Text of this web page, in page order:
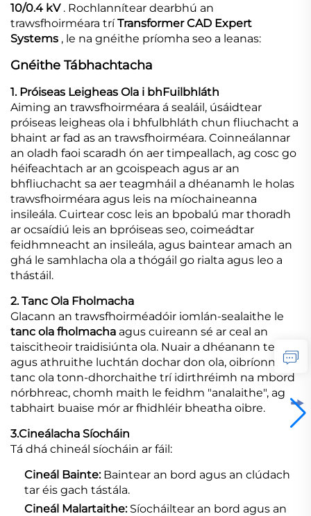
10/0.4 kV . Rochlannítear dearbhú an
trawsfhoirméara tríTransformer CAD Expert
Systems , le na gnéithe príomha seo a leanas:
Gnéithe Tábhachtacha
1. Próiseas Leigheas Ola i bhFuilbhláth
Aiming an trawsfhoirméara á sealáil, úsáidtear
próiseas leigheas ola i bhfulbhláth chun fliuchacht a
bhaint ar fad as an trawsfhoirméara. Coinneálannar
an oladh faoi scaradh ón aer timpeallach, ag cosc go
héifeachtach ar an gcoispeach agus ar an
bhfliuchacht sa aer teagmháil a dhéanamh le holas
trawsfhoirméara agus leis na míochaineanna
insileála. Cuirtear cosc leis an bpobalú mar thoradh
ar ocsaídiú leis an bpróiseas seo, coimeádtar
feidhmneacht an insileála, agus baintear amach an
ghá le samhlacha ola a thógáil go rialta agus leo a
thástáil.
2. Tanc Ola Fholmacha
Glacann an trawsfhoirméadóir iomlán-sealaithe le
tanc ola fholmacha agus cuireann sé ar ceal an
taiscitheoir traidisiúnta ola. Nuair a dhéanann teocht
agus athruithe luchtán dochar don ola, oibríonn an
tanc ola tonn-dhorchaithe trí idirthréimh na mbord
nórbhreac, chomh maith le feidhm "analaithe", ag
tabhairt buaise mór ar fhidhléir bheatha oibre.
3.Cineálacha Síocháin
Tá dhá chineál síocháin ar fáil:
Cineál Bainte: Baintear an bord agus an clúdach
tar éis gach tástála.
Cineál Malartaithe: Síocháiltear an bord agus an